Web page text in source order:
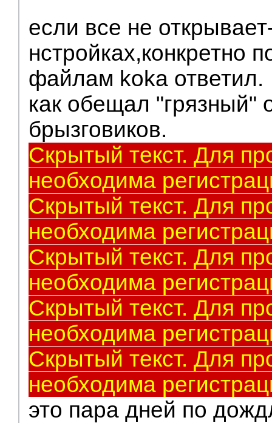
если все не
нстройках,конкретно
файлам koka ответил.
как обещал "грязный"
брызговиков.
Скрытый текст. Для
необходима
Скрытый текст. Для
необходима
Скрытый текст. Для
необходима
Скрытый текст. Для
необходима
Скрытый текст. Для
необходима
это пара дней по